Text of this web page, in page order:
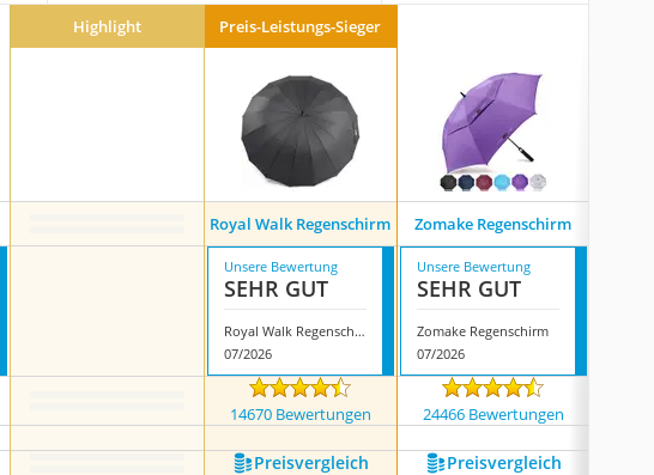
Highlight Preis-Leistungs-Sieger
Royal Walk Regenschirm Zomake Regenschirm
Unsere Bewertung
SEHR GUT
Royal Walk Regenschirm
07/2026
Unsere Bewertung
SEHR GUT
Zomake Regenschirm
07/2026
14670 Bewertungen 24466 Bewertungen
Preis­vergleich Preis­vergleich